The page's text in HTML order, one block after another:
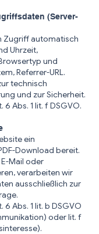
(Server-
Zugriff automatisch
Uhrzeit,
und
Referrer-URL​.
technisch
und zur Sicherheit.
Abs. 1 lit. f DSGVO.
ein
Download bereit.
Mail oder
verarbeiten wir
ausschließlich zur
Abs. 1 lit. b DSGVO
oder lit. f